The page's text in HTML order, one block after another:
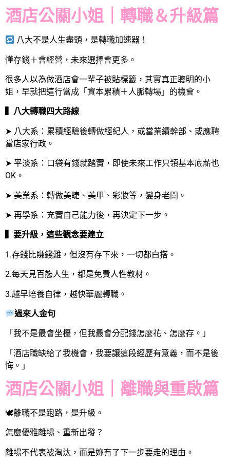
酒店公關小姐 ｜轉職＆升級篇
八大不是人生盡頭，是轉職加速器！
懂存錢＋會經營，未來選擇會更多。
很多人以為做酒店會一輩子被貼標籤，其實真正聰明的小
姐，早就把這行當成「資本累積＋人脈轉場」的機會。
▍八大轉職四大路線
➤ 八大系：累積經驗後轉做經紀人，或當業績幹部、或應聘
當店家行政。
➤ 平淡系：口袋有錢就踏實，即使未來工作只領基本底薪也
OK。
➤ 美業系：轉做美睫、美甲、彩妝等，變身老闆。
➤ 再學系：充實自己能力後，再決定下一步。
▍要升級，這些觀念要建立
1.存錢比賺錢難，但沒有存下來，一切都白搭。
2.每天見百態人生，都是免費人性教材。
3.越早培養自律，越快華麗轉職。
過來人金句
「我不是最會坐檯，但我最會分配錢怎麼花、怎麼存。」
「酒店職缺給了我機會，我要讓這段經歷有意義，而不是後
悔。」
酒店公關小姐 ｜離職與重啟篇
🕊離職不是跑路，是升級。
怎麼優雅離場、重新出發？
離場不代表被淘汰，而是妳有了下一步要走的理由。